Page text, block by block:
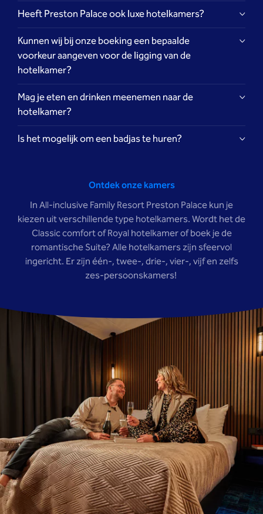
Heeft Preston Palace ook luxe hotelkamers?
Kunnen wij bij onze boeking een bepaalde
voorkeur aangeven voor de ligging van de
hotelkamer?
Mag je eten en drinken meenemen naar de
hotelkamer?
Is het mogelijk om een badjas te huren?
Ontdek onze kamers
In All-inclusive Family Resort Preston Palace kun je
kiezen uit verschillende type hotelkamers. Wordt het de
Classic comfort of Royal hotelkamer of boek je de
romantische Suite? Alle hotelkamers zijn sfeervol
ingericht. Er zijn één-, twee-, drie-, vier-, vijf en zelfs
zes-persoonskamers!